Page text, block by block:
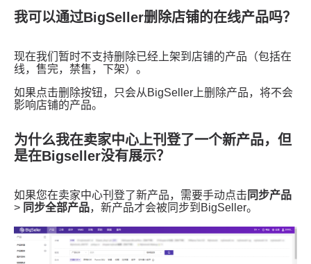
我可以通过BigSeller删除店铺的在线产品吗？
为什么我在卖家中心上刊登了一个新产品，但
是在Bigseller没有展示？